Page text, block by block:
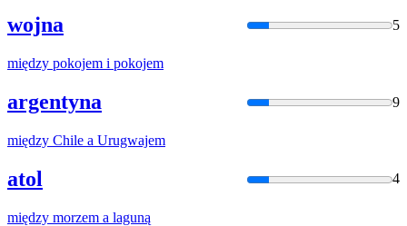
wojna 5
między pokojem i pokojem
argentyna 9
między Chile a Urugwajem
atol 4
między morzem a laguną